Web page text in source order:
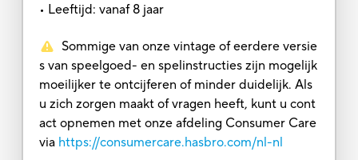
• Leeftijd: vanaf 8 jaar
Sommige van onze vintage of eerdere versie
s van speelgoed- en spelinstructies zijn mogelijk
moeilijker te ontcijferen of minder duidelijk. Als
u zich zorgen maakt of vragen heeft, kunt u cont
act opnemen met onze afdeling Consumer Care
via https://consumercare.hasbro.com/nl-nl